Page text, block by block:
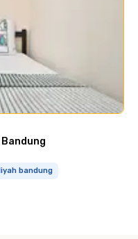
bandung